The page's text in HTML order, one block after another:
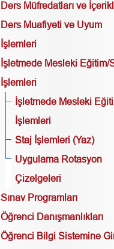
Ders Müfredatları ve
Ders Muafiyeti ve Uyum
İşlemleri
İşletmede Mesleki Eğitim/
İşlemleri
İşletmede Mesleki
İşlemleri
Staj İşlemleri (Yaz)
Uygulama Rotasyon
Çizelgeleri
Sınav Programları
Öğrenci Danışmanlıkları
Öğrenci Bilgi Sistemine